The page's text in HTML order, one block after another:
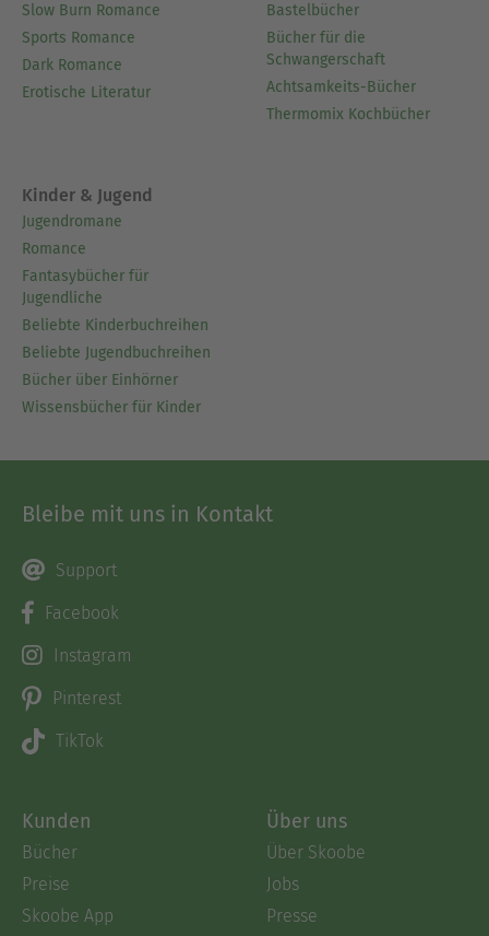
Slow Burn Romance
Sports Romance
Dark Romance
Erotische Literatur
Bastelbücher
Bücher für die
Schwangerschaft
Achtsamkeits-Bücher
Thermomix Kochbücher
Kinder & Jugend
Jugendromane
Romance
Fantasybücher für
Jugendliche
Beliebte Kinderbuchreihen
Beliebte Jugendbuchreihen
Bücher über Einhörner
Wissensbücher für Kinder
Bleibe mit uns in Kontakt
Support
Facebook
Instagram
Pinterest
TikTok
Kunden
Bücher
Preise
Skoobe App
Über uns
Über Skoobe
Jobs
Presse